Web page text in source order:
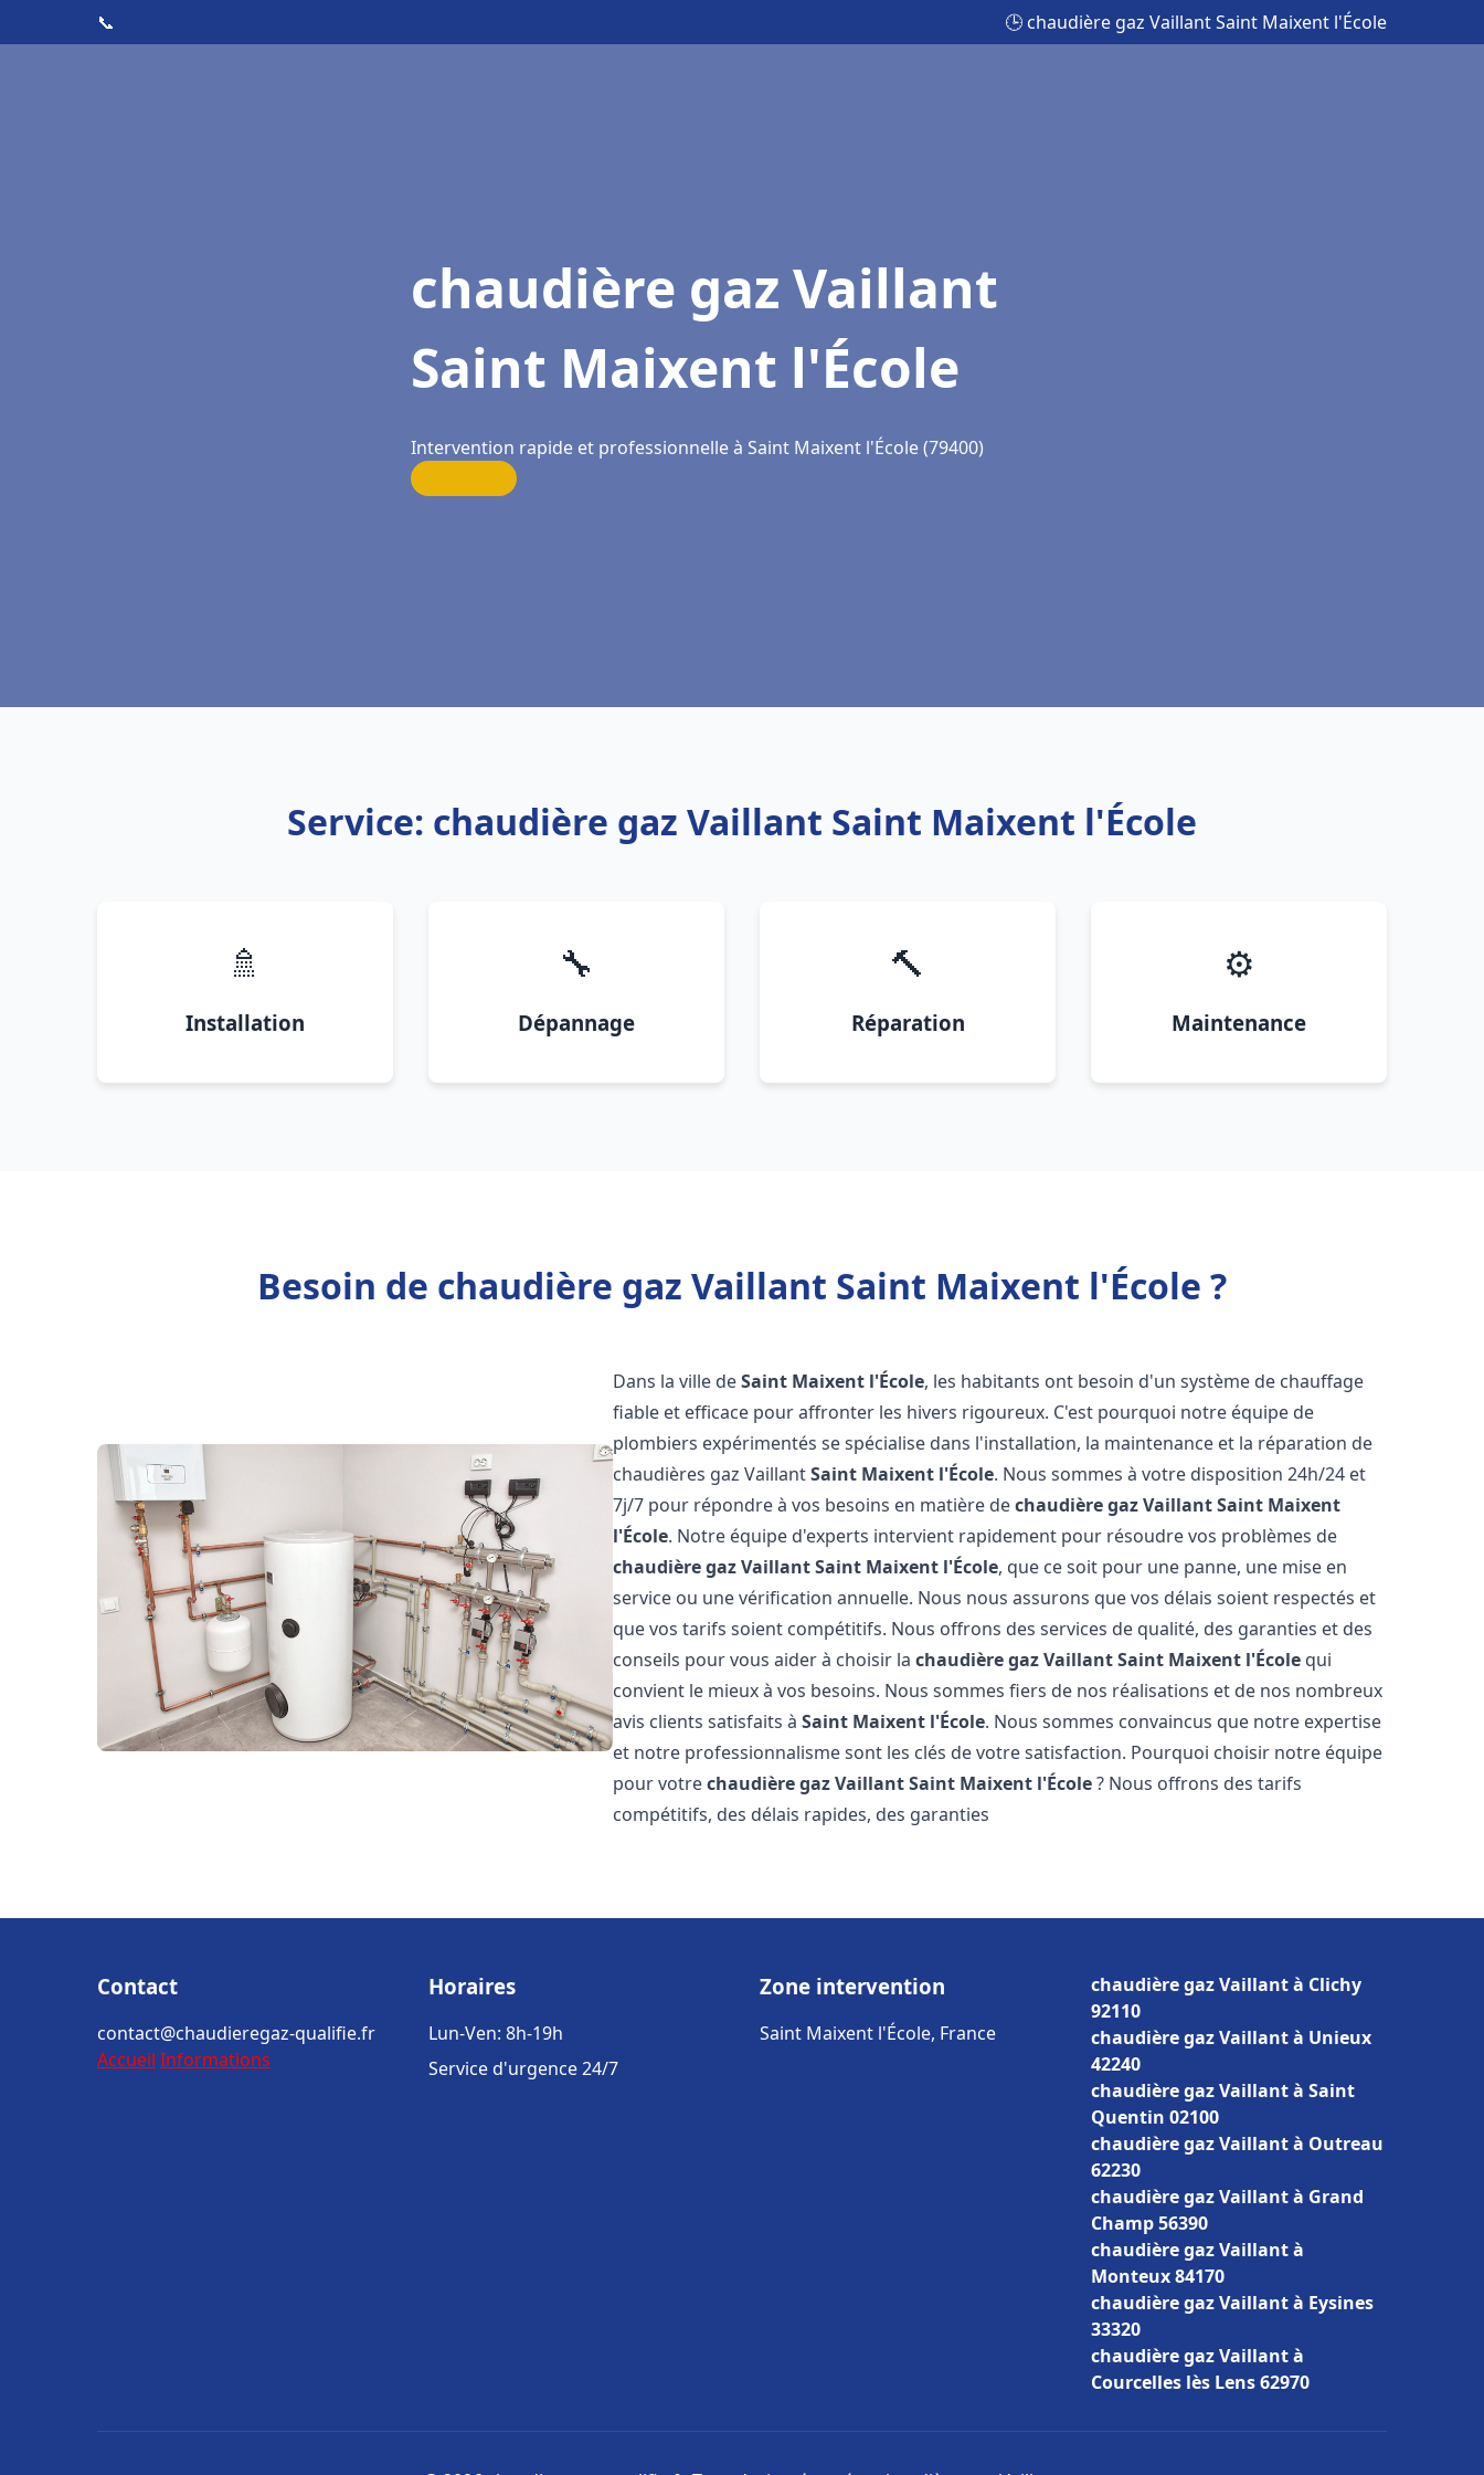
📞 🕒 chaudière gaz Vaillant Saint Maixent l'École
chaudière gaz Vaillant
Saint Maixent l'École
Intervention rapide et professionnelle à Saint Maixent l'École (79400)
Service: chaudière gaz Vaillant Saint Maixent l'École
🚿
Installation
🔧
Dépannage
🔨
Réparation
⚙️
Maintenance
Besoin de chaudière gaz Vaillant Saint Maixent l'École ?
Dans la ville deSaint Maixent l'École, les habitants ont besoin d'un système de chauffage
fiable et efficace pour affronter les hivers rigoureux. C'est pourquoi notre équipe de
plombiers expérimentés se spécialise dans l'installation, la maintenance et la réparation de
chaudières gaz VaillantSaint Maixent l'École. Nous sommes à votre disposition 24h/24 et
7j/7 pour répondre à vos besoins en matière dechaudière gaz VaillantSaint Maixent
l'École. Notre équipe d'experts intervient rapidement pour résoudre vos problèmes de
chaudière gaz VaillantSaint Maixent l'École, que ce soit pour une panne, une mise en
service ou une vérification annuelle. Nous nous assurons que vos délais soient respectés et
que vos tarifs soient compétitifs. Nous offrons des services de qualité, des garanties et des
conseils pour vous aider à choisir lachaudière gaz VaillantSaint Maixent l'École qui
convient le mieux à vos besoins. Nous sommes fiers de nos réalisations et de nos nombreux
avis clients satisfaits àSaint Maixent l'École. Nous sommes convaincus que notre expertise
et notre professionnalisme sont les clés de votre satisfaction. Pourquoi choisir notre équipe
pour votrechaudière gaz VaillantSaint Maixent l'École? Nous offrons des tarifs
compétitifs, des délais rapides, des garanties
Contact
contact@chaudieregaz-qualifie.fr
Accueil Informations
Horaires
Lun-Ven: 8h-19h
Service d'urgence 24/7
Zone intervention
Saint Maixent l'École, France
chaudière gaz Vaillant à Clichy
92110
chaudière gaz Vaillant à Unieux
42240
chaudière gaz Vaillant à Saint
Quentin 02100
chaudière gaz Vaillant à Outreau
62230
chaudière gaz Vaillant à Grand
Champ 56390
chaudière gaz Vaillant à
Monteux 84170
chaudière gaz Vaillant à Eysines
33320
chaudière gaz Vaillant à
Courcelles lès Lens 62970